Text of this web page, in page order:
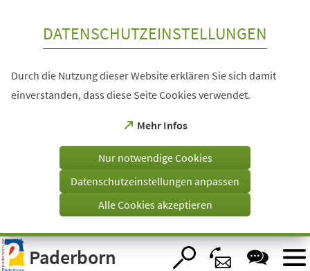
Visuelle
Assistenzsoftware
öffnen.
DATENSCHUTZEINSTELLUNGEN
Durch die Nutzung dieser Website erklären Sie sich damit
einverstanden, dass diese Seite Cookies verwendet.
Mehr Infos
(Öffnet
einem
Tab)
Nur notwendige Cookies
Datenschutzeinstellungen anpassen
Alle Cookies akzeptieren
Paderborn